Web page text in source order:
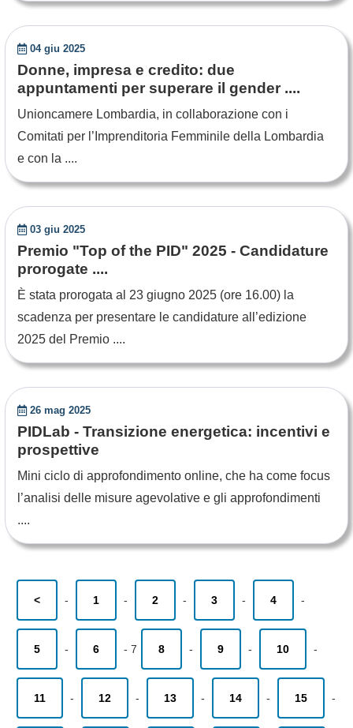
04 giu 2025
Donne, impresa e credito: due
appuntamenti per superare il gender ....
Unioncamere Lombardia, in collaborazione con i
Comitati per l’Imprenditoria Femminile della Lombardia
e con la ....
03 giu 2025
Premio "Top of the PID" 2025 - Candidature
prorogate ....
È stata prorogata al 23 giugno 2025 (ore 16.00) la
scadenza per presentare le candidature all’edizione
2025 del Premio ....
26 mag 2025
PIDLab - Transizione energetica: incentivi e
prospettive
Mini ciclo di approfondimento online, che ha come focus
l’analisi delle misure agevolative e gli approfondimenti
....
< - 1 - 2 - 3 - 4 -
5 - 6 - 7 8 - 9 - 10 -
11 - 12 - 13 - 14 - 15 -